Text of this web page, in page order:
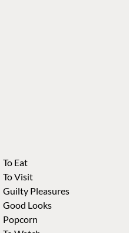
To Eat
To Visit
Guilty Pleasures
Good Looks
Popcorn